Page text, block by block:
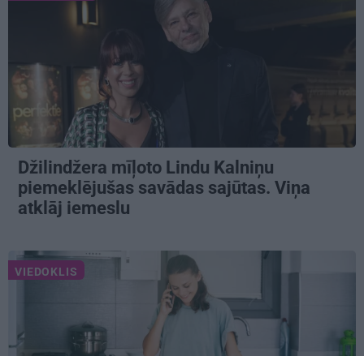
Džilindžera mīļoto Lindu Kalniņu
piemeklējušas savādas sajūtas. Viņa
atklāj iemeslu
VIEDOKLIS